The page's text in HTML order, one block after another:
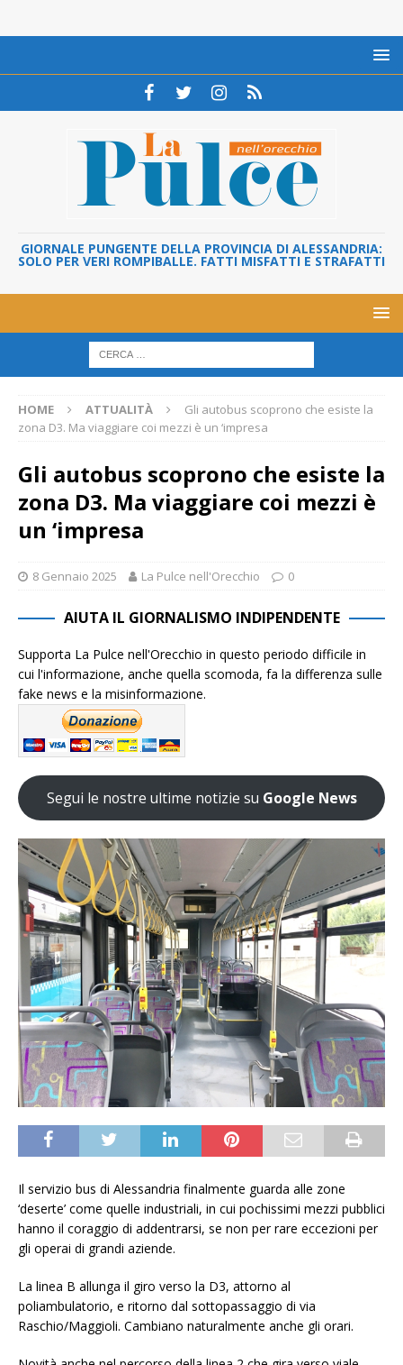
GIORNALE PUNGENTE DELLA PROVINCIA DI ALESSANDRIA:
SOLO PER VERI ROMPIBALLE. FATTI MISFATTI E STRAFATTI
HOME ATTUALITÀ
Gli autobus scoprono che esiste la
zona D3. Ma viaggiare coi mezzi è un ‘impresa
Gli autobus scoprono che esiste la
zona D3. Ma viaggiare coi mezzi è
un ‘impresa
8 Gennaio 2025 La Pulce nell'Orecchio 0
AIUTA IL GIORNALISMO INDIPENDENTE
Supporta La Pulce nell'Orecchio in questo periodo difficile in
cui l'informazione, anche quella scomoda, fa la differenza sulle
fake news e la misinformazione.
Segui le nostre ultime notizie su Google News
Il servizio bus di Alessandria finalmente guarda alle zone
‘deserte’ come quelle industriali, in cui pochissimi mezzi pubblici
hanno il coraggio di addentrarsi, se non per rare eccezioni per
gli operai di grandi aziende.
La linea B allunga il giro verso la D3, attorno al
poliambulatorio, e ritorno dal sottopassaggio di via
Raschio/Maggioli. Cambiano naturalmente anche gli orari.